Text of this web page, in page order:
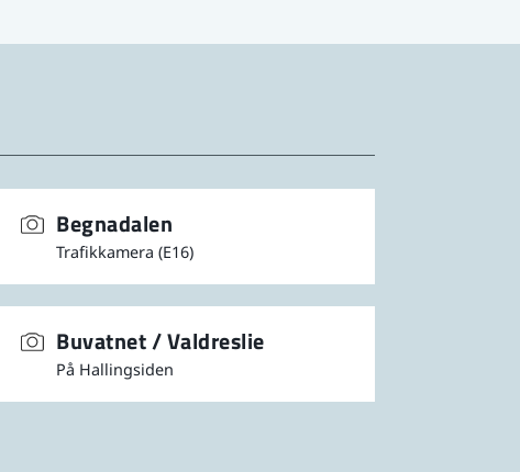
er svært populære - men
måte å oppdatere seg på
ved hytta på Vaset, fra
Begnadalen
Trafikkamera (E16)
Buvatnet / Valdreslie
På Hallingsiden